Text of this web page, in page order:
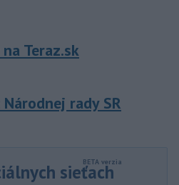
Teraz.sk
rady SR
sieťach